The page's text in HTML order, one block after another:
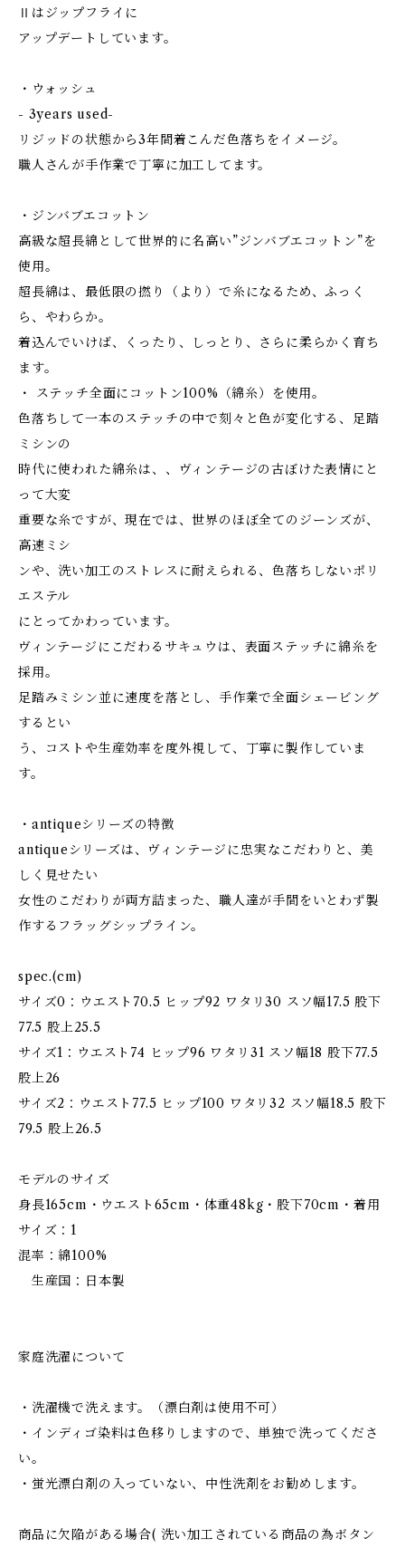
Ⅱはジップフライに
アップデートしています。
・ウォッシュ
- 3years used-
リジッドの状態から3年間着こんだ色落ちをイメージ。
職人さんが手作業で丁寧に加工してます。
・ジンバブエコットン
高級な超長綿として世界的に名高い”ジンバブエコットン”を
使用。
超長綿は、最低限の撚り（より）で糸になるため、ふっく
ら、やわらか。
着込んでいけば、くったり、しっとり、さらに柔らかく育ち
ます。
・ ステッチ全面にコットン100%（綿糸）を使用。
色落ちして一本のステッチの中で刻々と色が変化する、足踏
ミシンの
時代に使われた綿糸は、、ヴィンテージの古ぼけた表情にと
って大変
重要な糸ですが、現在では、世界のほぼ全てのジーンズが、
高速ミシ
ンや、洗い加工のストレスに耐えられる、色落ちしないポリ
エステル
にとってかわっています。
ヴィンテージにこだわるサキュウは、表面ステッチに綿糸を
採用。
足踏みミシン並に速度を落とし、手作業で全面シェービング
するとい
う、コストや生産効率を度外視して、丁寧に製作していま
す。
・antiqueシリーズの特徴
antiqueシリーズは、ヴィンテージに忠実なこだわりと、美
しく見せたい
女性のこだわりが両方詰まった、職人達が手間をいとわず製
作するフラッグシップライン。
spec.(cm)
サイズ0：ウエスト70.5 ヒップ92 ワタリ30 スソ幅17.5 股下
77.5 股上25.5
サイズ1：ウエスト74 ヒップ96 ワタリ31 スソ幅18 股下77.5
股上26
サイズ2：ウエスト77.5 ヒップ100 ワタリ32 スソ幅18.5 股下
79.5 股上26.5
モデルのサイズ
身長165cm・ウエスト65cm・体重48kg・股下70cm・着用
サイズ：1
混率：綿100%
生産国：日本製
家庭洗濯について
・洗濯機で洗えます。（漂白剤は使用不可）
・インディゴ染料は色移りしますので、単独で洗ってくださ
い。
・蛍光漂白剤の入っていない、中性洗剤をお勧めします。
商品に欠陥がある場合( 洗い加工されている商品の為ボタン